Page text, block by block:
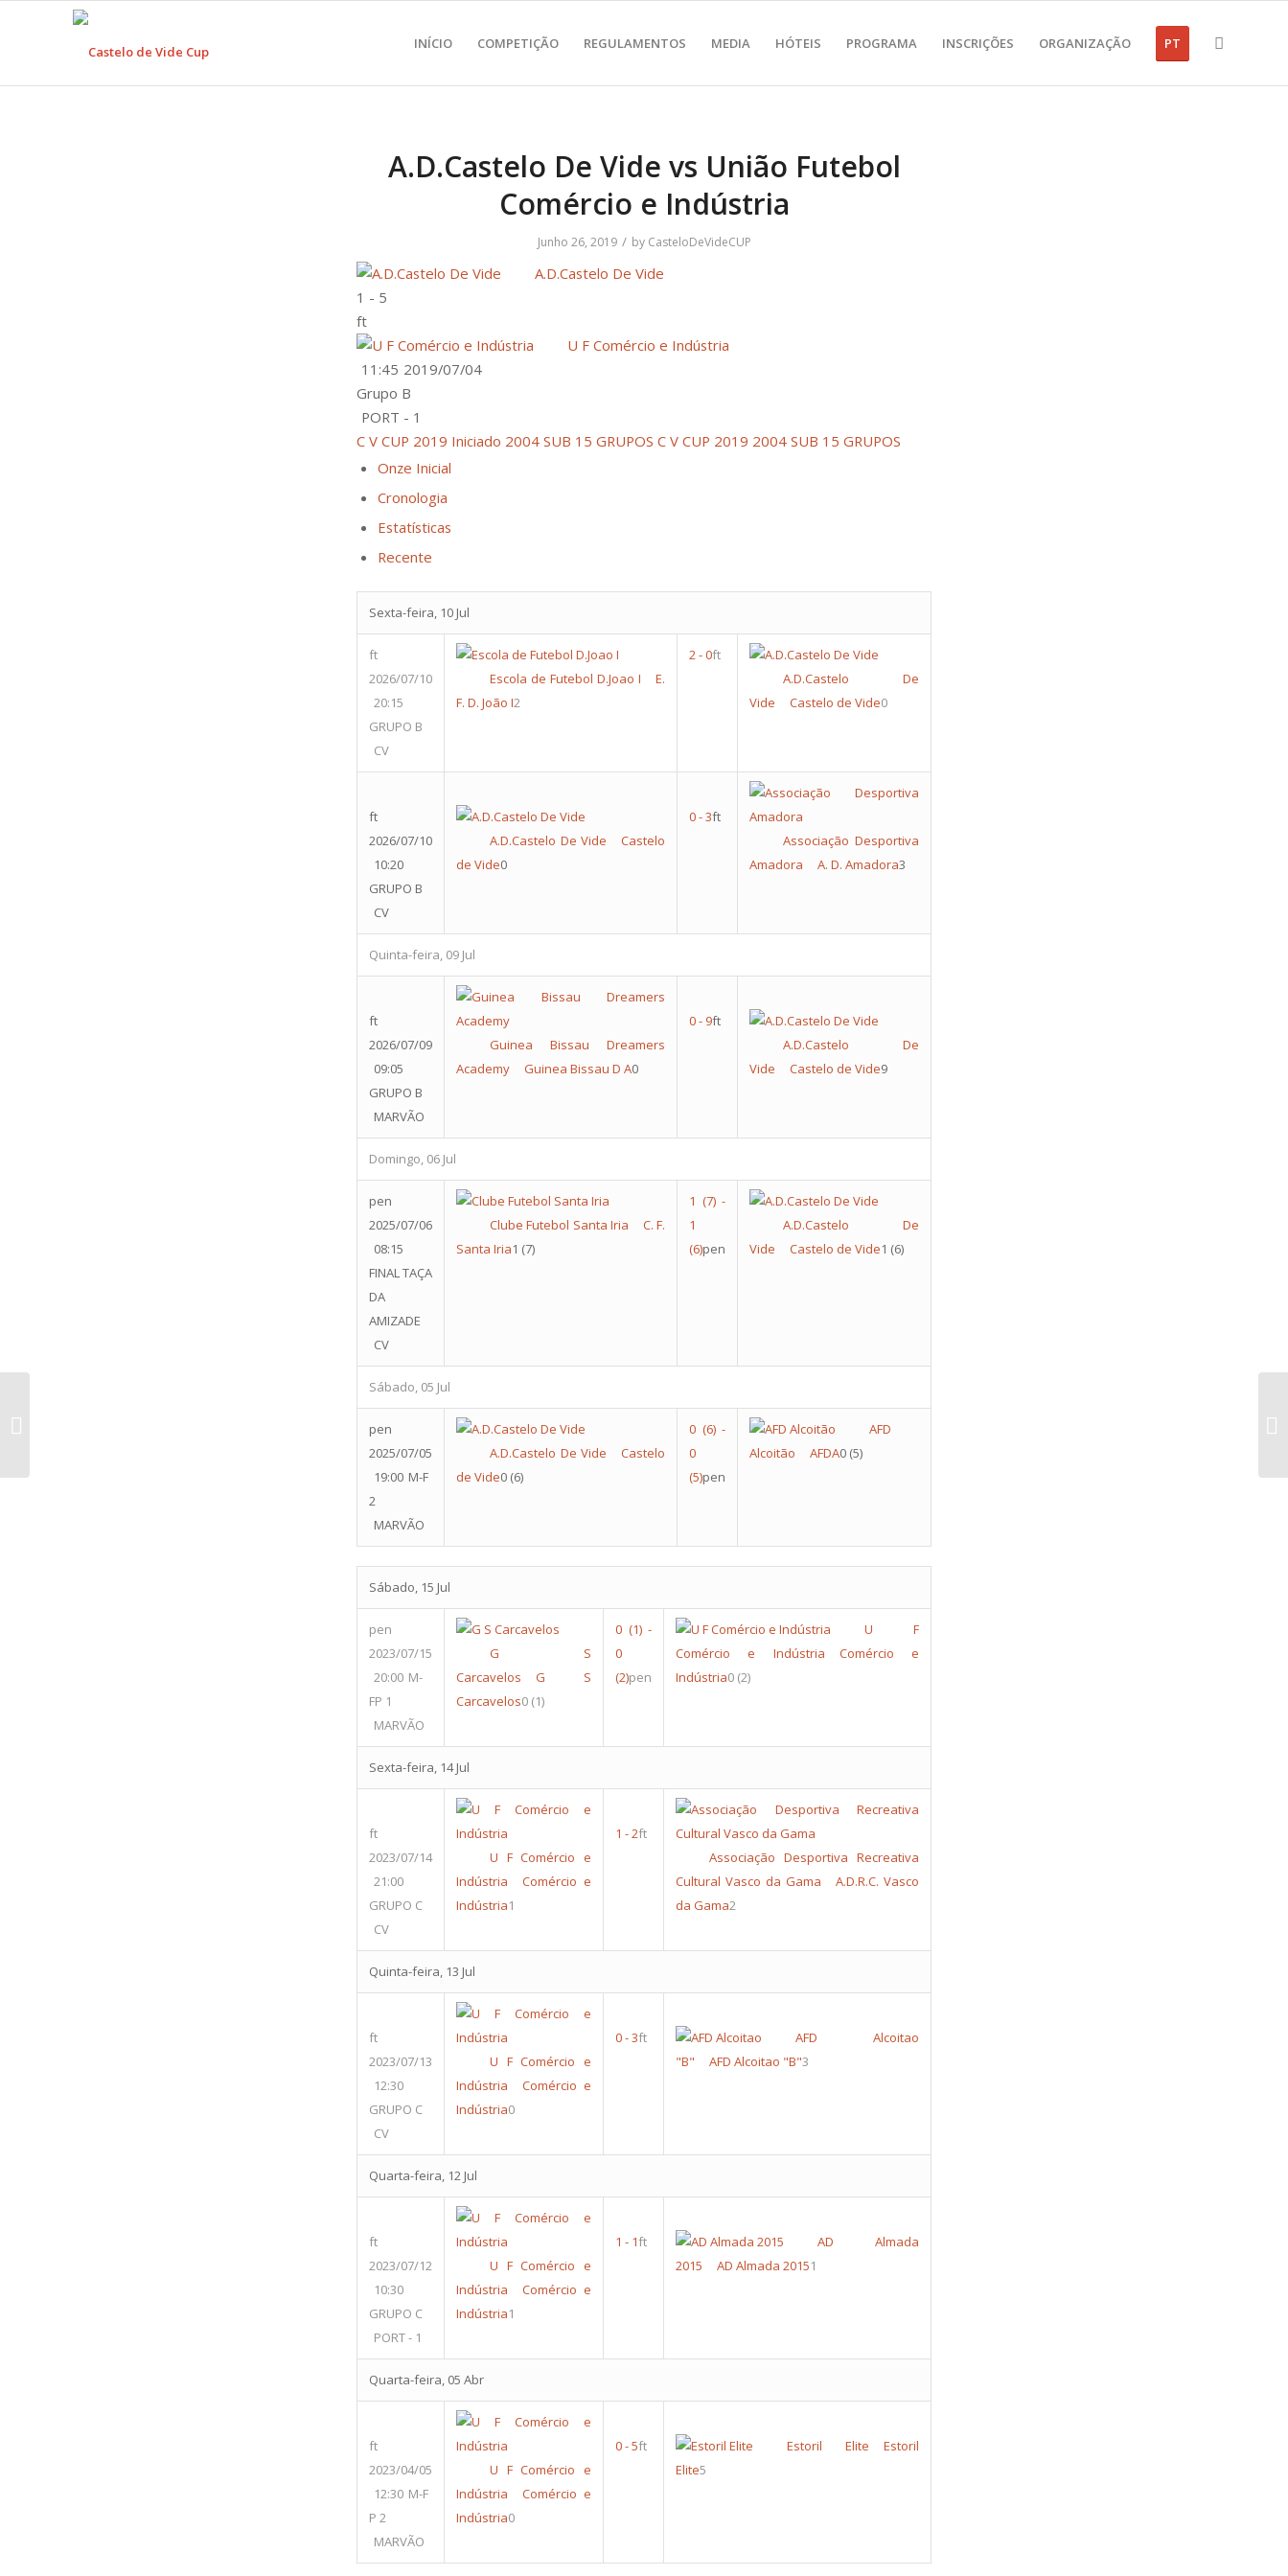
INÍCIO COMPETIÇÃO REGULAMENTOS MEDIA HÓTEIS PROGRAMA INSCRIÇÕES ORGANIZAÇÃO PT
A.D.Castelo De Vide vs União Futebol
Comércio e Indústria
Junho 26, 2019 / by CasteloDeVideCUP
A.D.Castelo De Vide
1 - 5
ft
U F Comércio e Indústria
2019/07/04
11:45
Grupo B
PORT - 1
C V CUP 2019 Iniciado 2004 SUB 15 GRUPOS C V CUP 2019 2004 SUB 15 GRUPOS
Onze Inicial
Cronologia
Estatísticas
Recente
Sexta-feira, 10 Jul
ft
2026/07/10
20:15
GRUPO B
CV
Escola de Futebol D.Joao I
E.
F. D. João I2
2-0ft
A.D.Castelo De
Vide
Castelo de Vide0
ft
2026/07/10
10:20
GRUPO B
CV
A.D.Castelo De Vide
Castelo
de Vide0
0-3ft
Associação Desportiva
Amadora
A. D. Amadora3
Quinta-feira, 09 Jul
ft
2026/07/09
09:05
GRUPO B
MARVÃO
Guinea Bissau Dreamers
Academy​
Guinea Bissau D A0
0- 9ft
A.D.Castelo De
Vide
Castelo de Vide9
Domingo, 06 Jul
pen
2025/07/06
08:15
FINAL TAÇA
DA
AMIZADE
CV
Clube Futebol Santa Iria
C. F.
Santa Iria1 (7)
1 (7)-
1
(6)pen
A.D.Castelo De
Vide
Castelo de Vide1 (6)
Sábado, 05 Jul
pen
2025/07/05
19:00 M-F
2
MARVÃO
A.D.Castelo De Vide
Castelo
de Vide0 (6)
0 (6)-
0
(5)pen
AFD
Alcoitão
AFDA0 (5)
Sábado, 15 Jul
pen
2023/07/15
20:00 M-
FP 1
MARVÃO
G S
Carcavelos
G S
Carcavelos0 (1)
0 (1)-
0
(2)pen
U F
Comércio e Indústria
Comércio e
Indústria0 (2)
Sexta-feira, 14 Jul
ft
2023/07/14
21:00
GRUPO C
CV
U F Comércio e
Indústria
Comércio e
Indústria1
1 -2ft
Associação Desportiva Recreativa
Cultural Vasco da Gama
A.D.R.C. Vasco
da Gama2
Quinta-feira, 13 Jul
ft
2023/07/13
12:30
GRUPO C
CV
U F Comércio e
Indústria
Comércio e
Indústria0
0-3ft
AFD Alcoitao
"B"
AFD Alcoitao "B"3
Quarta-feira, 12 Jul
ft
2023/07/12
10:30
GRUPO C
PORT - 1
U F Comércio e
Indústria
Comércio e
Indústria1
1 - 1ft
AD Almada
2015
AD Almada 20151
Quarta-feira, 05 Abr
ft
2023/04/05
12:30 M-F
P 2
MARVÃO
U F Comércio e
Indústria
Comércio e
Indústria0
0-5ft Estoril Elite
Estoril
Elite5